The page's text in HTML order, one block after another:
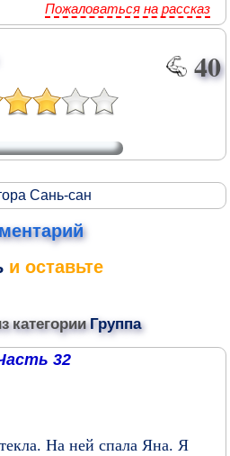
Пожаловаться на рассказ
40
Сань-сан
и оставьте
категорииГруппа
32
На ней спала Яна. Я